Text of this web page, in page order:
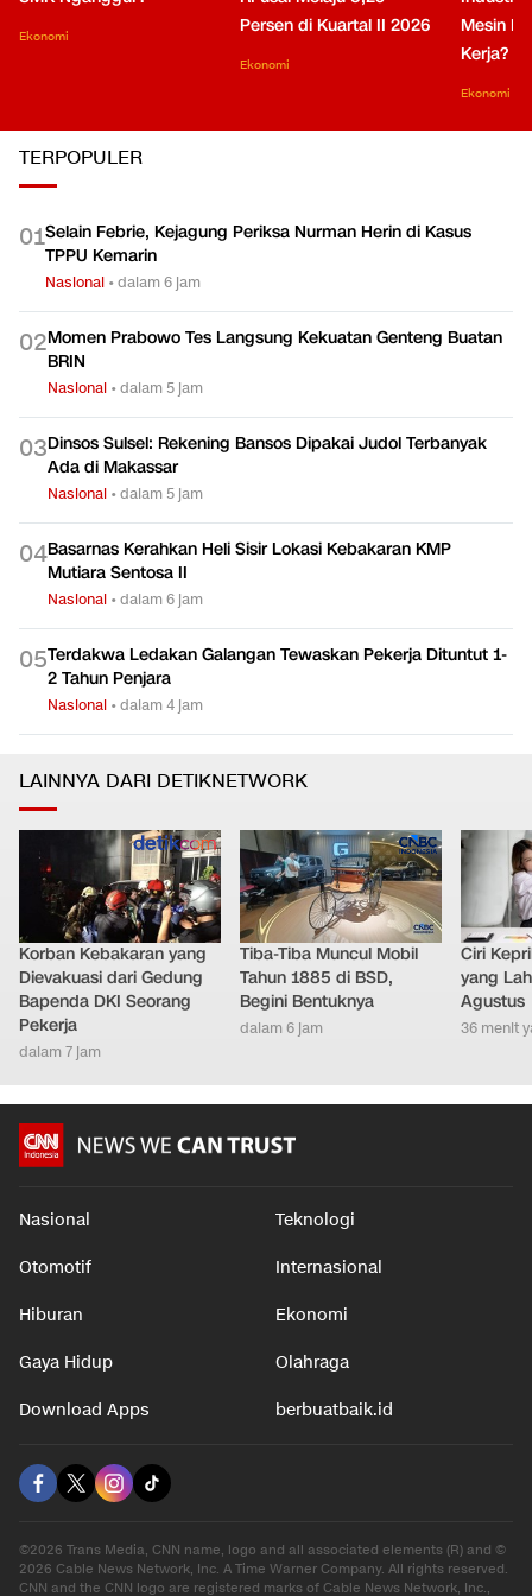
Ekonomi
Persen di Kuartal II 2026
Ekonomi
Mesin
Kerja?
Ekonomi
TERPOPULER
01Selain Febrie, Kejagung Periksa Nurman Herin di Kasus
TPPU Kemarin
Nasional •dalam 6 jam
02Momen Prabowo Tes Langsung Kekuatan Genteng Buatan
BRIN
Nasional •dalam 5 jam
03Dinsos Sulsel: Rekening Bansos Dipakai Judol Terbanyak
Ada di Makassar
Nasional •dalam 5 jam
04Basarnas Kerahkan Heli Sisir Lokasi Kebakaran KMP
Mutiara Sentosa II
Nasional •dalam 6 jam
05Terdakwa Ledakan Galangan Tewaskan Pekerja Dituntut 1-
2 Tahun Penjara
Nasional •dalam 4 jam
LAINNYA DARI DETIKNETWORK
Korban Kebakaran yang
Dievakuasi dari Gedung
Bapenda DKI Seorang
Pekerja
dalam 7 jam
Tiba-Tiba Muncul Mobil
Tahun 1885 di BSD,
Begini Bentuknya
dalam 6 jam
Ciri
yang
Agustus
36 menit
Nasional Teknologi
Otomotif Internasional
Hiburan Ekonomi
Gaya Hidup Olahraga
Download Apps berbuatbaik.id
©2026 Trans Media, CNN name, logo and all associated elements (R) and ©
2026 Cable News Network, Inc. A Time Warner Company. All rights reserved.
CNN and the CNN logo are registered marks of Cable News Network, Inc.,